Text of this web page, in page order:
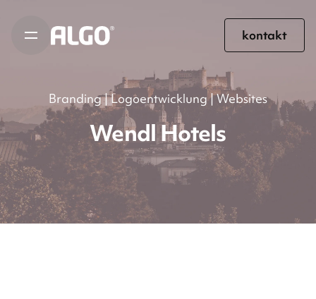
kontakt
Branding | Logoentwicklung | Websites
Wendl Hotels